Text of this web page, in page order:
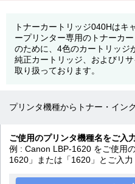
トナーカートリッジ040Hはキ
ープリンター専用のトナーカ
のために、4色のカートリッジ
純正カートリッジ、およびリ
取り扱っております。
プリンタ機種からトナー・イン
ご使用のプリンタ機種名をご入
例 : Canon LBP-1620 をご使用
1620」または「1620」とご入力